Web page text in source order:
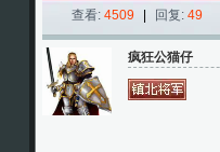
查看: 4509 回复: 49
疯狂公猫仔